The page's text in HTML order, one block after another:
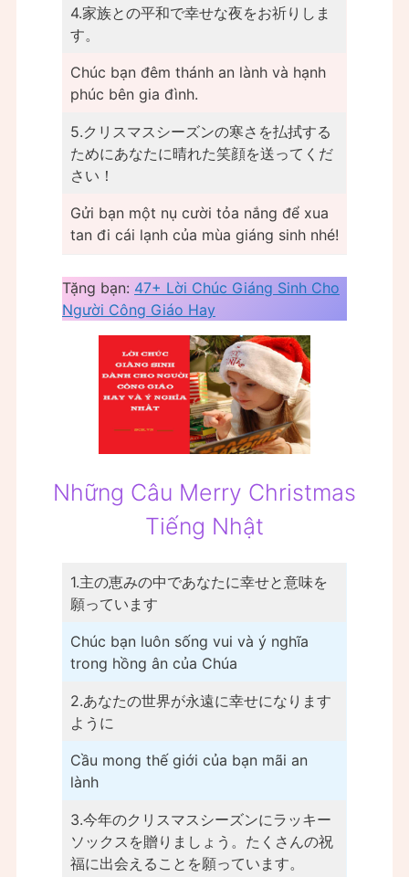
4.家族との平和で幸せな夜をお祈りしま
す。
Chúc bạn đêm thánh an lành và hạnh
phúc bên gia đình.
5.クリスマスシーズンの寒さを払拭する
ためにあなたに晴れた笑顔を送ってくだ
さい！
Gửi bạn một nụ cười tỏa nắng để xua
tan đi cái lạnh của mùa giáng sinh nhé!
Tặng bạn: 47+ Lời Chúc Giáng Sinh Cho
Người Công Giáo Hay
Những Câu Merry Christmas
Tiếng Nhật
1.主の恵みの中であなたに幸せと意味を
願っています
Chúc bạn luôn sống vui và ý nghĩa
trong hồng ân của Chúa
2.あなたの世界が永遠に幸せになります
ように
Cầu mong thế giới của bạn mãi an
lành
3.今年のクリスマスシーズンにラッキー
ソックスを贈りましょう。たくさんの祝
福に出会えることを願っています。